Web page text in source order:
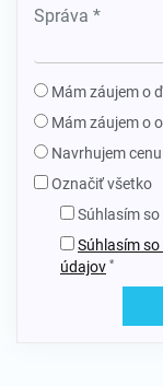
Mám záujem o
Mám záujem o
Navrhujem cenu
Označiť všetko
Súhlasím
Súhlasím
údajov *